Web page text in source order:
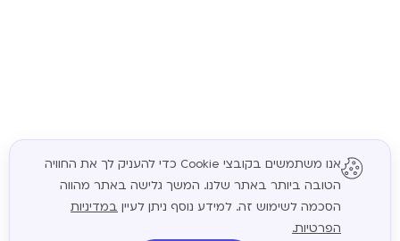
המשך
אנו משתמשים בקובצי Cookie כדי להעניק לך את החוויה
הטובה ביותר באתר שלנו. המשך גלישה באתר מהווה
הסכמה לשימוש זה. למידע נוסף ניתן לעיין במדיניות
הפרטיות.